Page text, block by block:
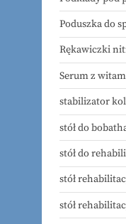
Poduszka do
Rękawiczki
Serum z
stabilizator
stół do
stół do
stół
stół